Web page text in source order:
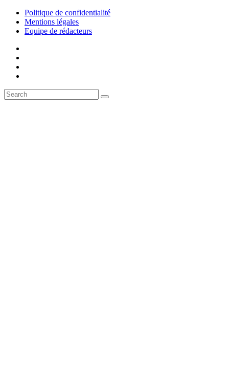
Politique de confidentialité
Mentions légales
Equipe de rédacteurs